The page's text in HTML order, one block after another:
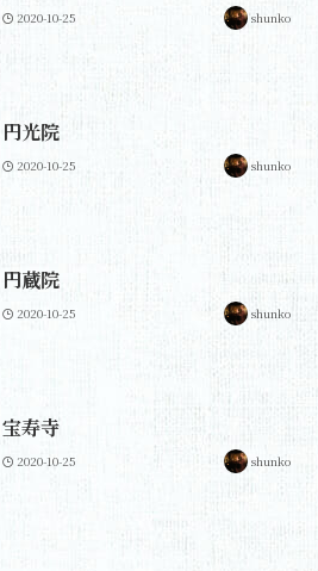
2020-10-25 shunko
円光院
2020-10-25 shunko
円蔵院
2020-10-25 shunko
宝寿寺
2020-10-25 shunko